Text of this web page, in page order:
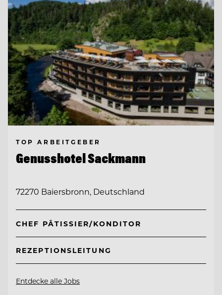
TOP ARBEITGEBER
Genusshotel Sackmann
72270 Baiersbronn, Deutschland
CHEF PÂTISSIER/KONDITOR
REZEPTIONSLEITUNG
Entdecke alle Jobs